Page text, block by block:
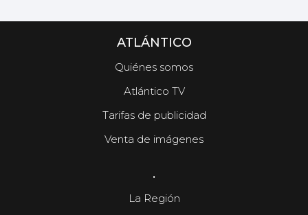
ATLÁNTICO
Quiénes somos
Atlántico TV
Tarifas de publicidad
Venta de imágenes
.
La Región